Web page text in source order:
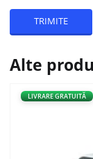
Alte
LIVRARE GRATUITĂ